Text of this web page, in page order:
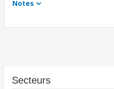
Notes
Secteurs